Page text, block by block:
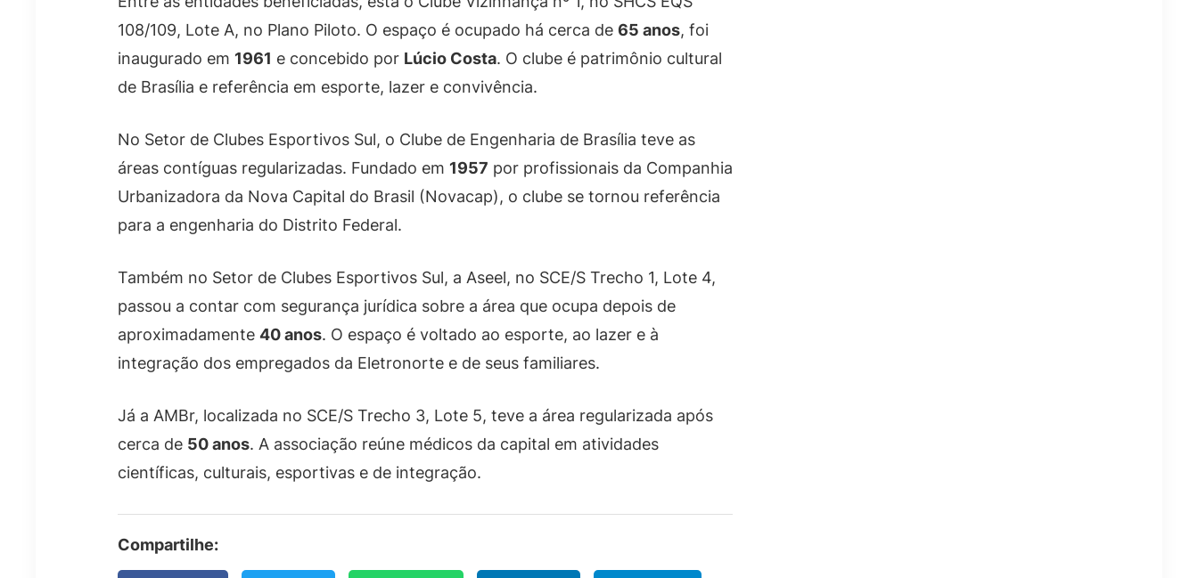
108/109, Lote A, no Plano Piloto. O espaço é ocupado há cerca de 65 anos, foi
inaugurado em 1961 e concebido por Lúcio Costa. O clube é patrimônio cultural
de Brasília e referência em esporte, lazer e convivência.
No Setor de Clubes Esportivos Sul, o Clube de Engenharia de Brasília teve as
áreas contíguas regularizadas. Fundado em 1957 por profissionais da Companhia
Urbanizadora da Nova Capital do Brasil (Novacap), o clube se tornou referência
para a engenharia do Distrito Federal.
Também no Setor de Clubes Esportivos Sul, a Aseel, no SCE/S Trecho 1, Lote 4,
passou a contar com segurança jurídica sobre a área que ocupa depois de
aproximadamente 40 anos. O espaço é voltado ao esporte, ao lazer e à
integração dos empregados da Eletronorte e de seus familiares.
Já a AMBr, localizada no SCE/S Trecho 3, Lote 5, teve a área regularizada após
cerca de 50 anos. A associação reúne médicos da capital em atividades
científicas, culturais, esportivas e de integração.
Compartilhe: